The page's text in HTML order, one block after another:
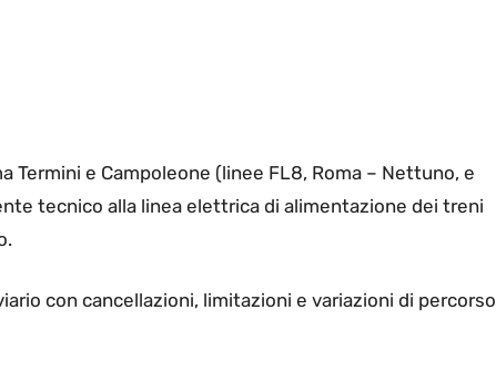
Termini e Campoleone (linee FL8, Roma – Nettuno, e
tecnico alla linea elettrica di alimentazione dei treni
con cancellazioni, limitazioni e variazioni di percorso